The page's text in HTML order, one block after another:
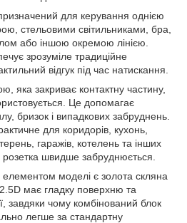
для керування однією
стельовими світильниками, бра,
або іншою окремою лінією.
зрозуміле традиційне
відгук під час натискання.
яка закриває контактну частину,
Це допомагає
бризок і випадкових забруднень.
для коридорів, кухонь,
гаражів, котелень та інших
розетка швидше забруднюється.
моделі є золота скляна
має гладку поверхню та
завдяки чому комбінований блок
легше за стандартну